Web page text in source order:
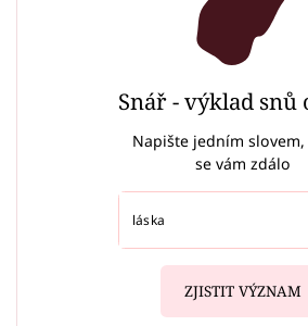
Snář - výklad snů
Napište jedním slovem,
se vám zdálo
ZJISTIT VÝZNAM